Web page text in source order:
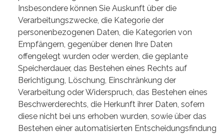
Insbesondere können Sie Auskunft über die
Verarbeitungszwecke, die Kategorie der
personenbezogenen Daten, die Kategorien von
Empfängern, gegenüber denen Ihre Daten
offengelegt wurden oder werden, die geplante
Speicherdauer, das Bestehen eines Rechts auf
Berichtigung, Löschung, Einschränkung der
Verarbeitung oder Widerspruch, das Bestehen eines
Beschwerderechts, die Herkunft ihrer Daten, sofern
diese nicht bei uns erhoben wurden, sowie über das
Bestehen einer automatisierten Entscheidungsfindung